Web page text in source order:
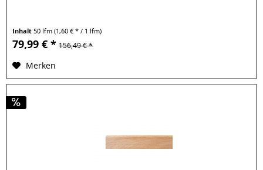
Inhalt50 lfm(1,60 € * / 1 lfm)
79,99 € * 156,49 € *
Merken